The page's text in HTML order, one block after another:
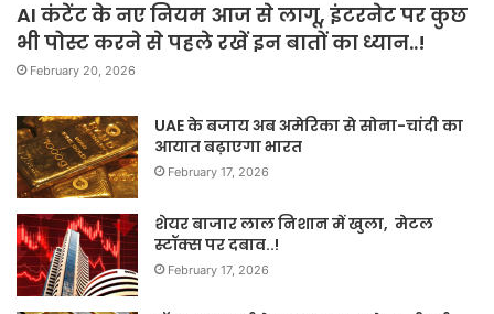
AI कंटेंट के नए नियम आज से लागू, इंटरनेट पर कुछ
भी पोस्ट करने से पहले रखें इन बातों का ध्यान..!
February 20, 2026
UAE के बजाय अब अमेरिका से सोना-चांदी का
आयात बढ़ाएगा भारत
February 17, 2026
शेयर बाजार लाल निशान में खुला, मेटल
स्टॉक्स पर दबाव..!
February 17, 2026